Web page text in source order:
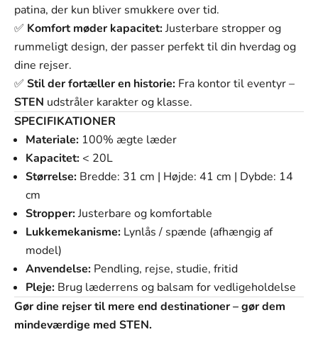
patina, der kun bliver smukkere over tid.
✅ Komfort møder kapacitet:Justerbare stropper og
rummeligt design, der passer perfekt til din hverdag og
dine rejser.
✅ Stil der fortæller en historie: Fra kontor til eventyr –
STEN udstråler karakter og klasse.
SPECIFIKATIONER
Materiale: 100% ægte læder
Kapacitet: < 20L
Størrelse: Bredde: 31 cm | Højde: 41 cm | Dybde: 14
cm
Stropper:Justerbare og komfortable
Lukkemekanisme: Lynlås / spænde (afhængig af
model)
Anvendelse: Pendling, rejse, studie, fritid
Pleje: Brug læderrens og balsam for vedligeholdelse
Gør dine rejser til mere end destinationer – gør dem
mindeværdige med STEN.SVANEN MODE